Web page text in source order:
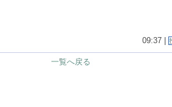
09:37 |
一覧へ戻る